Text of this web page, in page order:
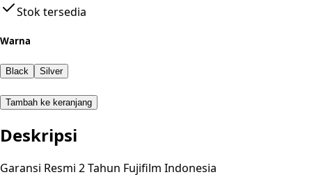
Stok tersedia
Warna
Black Silver
Tambah ke keranjang
Deskripsi
Garansi Resmi 2 Tahun Fujifilm Indonesia